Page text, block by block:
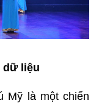
dữ liệu
Mỹ là một chiến